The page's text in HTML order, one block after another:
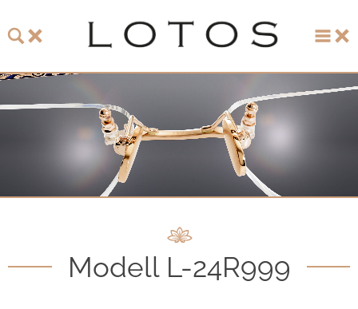
Modell L-24R999
LOTOS Kollektion 2026
LOTOS Jubiläumskollektion
LOTOS to Browse
Uhren & Schmuck